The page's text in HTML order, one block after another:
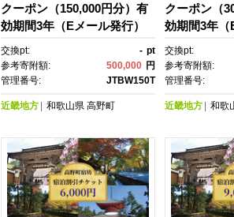
クーポン（150,000円分）有
効期間3年（Eメール発行）
｜旅行 トラベル 予約 国内旅
行 JTB 宿泊 観光 体験 旅行
券 宿泊券 旅行予約 ホテ
れ カップル 家族 人気 おすす
イン ネット予約 電話 有効期
間3年
交換pt: - pt
参考寄附額:
500,000 円
管理番号:
JTBW150T
近畿地方 和歌山県 高野町
クーポン（
効期間3年（
｜旅行 トラ
行 JTB 宿泊
券 宿泊券
れ カップル
イン ネット
間3年
交換pt:
参考寄附額:
管理番号:
近畿地方 和歌